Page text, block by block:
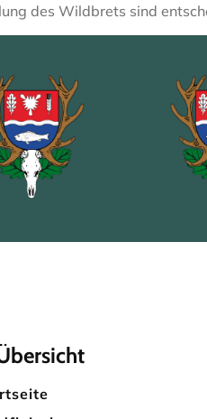
des Wildbrets sind